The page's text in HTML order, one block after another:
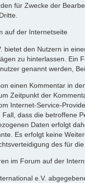
für Zwecke der
auf der Internetseite
bietet den Nutzern in
zu hinterlassen. Ein
genannt werden,
einen Kommentar in
Zeitpunkt der
Internet-Service-
dass die betroffene
Daten erfolgt
Es erfolgt keine
des für
im Forum auf der
e.V.